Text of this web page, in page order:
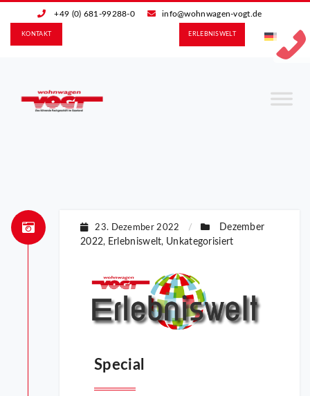
+49 (0) 681-99288-0 info@wohnwagen-vogt.de
ERLEBNIS­WELT
KONTAKT
23. Dezember 2022 /
Dezember
2022, Erlebniswelt, Unkategorisiert
Special